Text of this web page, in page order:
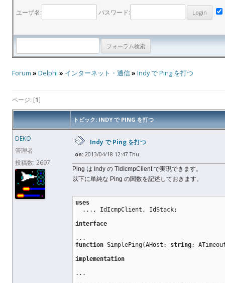
ユーザ名: パスワード:
Forum » Delphi » インターネット・通信» Indy で Ping を打つ
ページ: [1]
トピック: INDY で PING を打つ
DEKO
管理者
投稿数: 2697
Indy で Ping を打つ
on: 2013/04/18 12:47 Thu
Ping は Indy の TIdIcmpClient で実現できます。
以下に単純な Ping の関数を記述しておきます。
uses
  ..., IdIcmpClient, IdStack;
interface
...
function SimplePing(AHost: string;
implementation
...